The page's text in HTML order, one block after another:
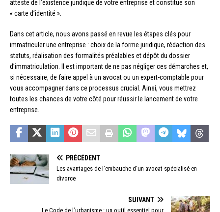
atteste de l’existence juridique de votre entreprise et constitue son
« carte d’identité ».
Dans cet article, nous avons passé en revue les étapes clés pour
immatriculer une entreprise : choix de la forme juridique, rédaction des
statuts, réalisation des formalités préalables et dépôt du dossier
d’immatriculation. Il est important de ne pas négliger ces démarches et,
si nécessaire, de faire appel à un avocat ou un expert-comptable pour
vous accompagner dans ce processus crucial. Ainsi, vous mettrez
toutes les chances de votre côté pour réussir le lancement de votre
entreprise.
PRÉCÉDENT
Les avantages de l’embauche d’un avocat spécialisé en
divorce
SUIVANT
Le Code de l’urbanisme : un outil essentiel pour